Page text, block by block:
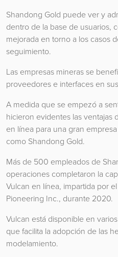
Shandong Gold puede ver y
dentro de la base de usuarios,
mejorada en torno a los casos
seguimiento.
Las empresas mineras se
proveedores e interfaces en
A medida que se empezó a
hicieron evidentes las ventajas
en línea para una gran
como Shandong Gold.
Más de 500 empleados de
operaciones completaron la
Vulcan en línea, impartida por
Pioneering Inc., durante 2020.
Vulcan está disponible en
que facilita la adopción de las
modelamiento.